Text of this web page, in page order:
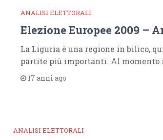
ANALISI ELETTORALI
Elezione Europee 2009 –
La Liguria è una regione in bilico,
partite più importanti. Al momento
17 anni ago
ANALISI ELETTORALI